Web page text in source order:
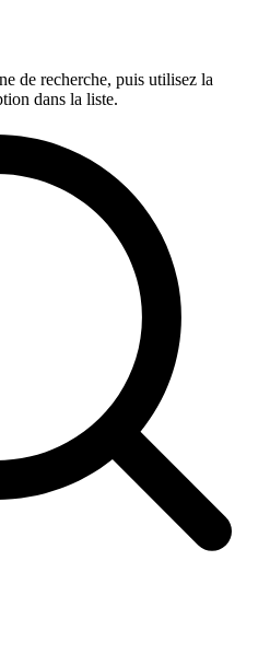
de recherche, puis utilisez la
dans la liste.